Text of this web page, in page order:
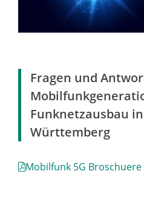
Fragen und
Funknetzausbau
Württemberg
Mobilfunk 5G